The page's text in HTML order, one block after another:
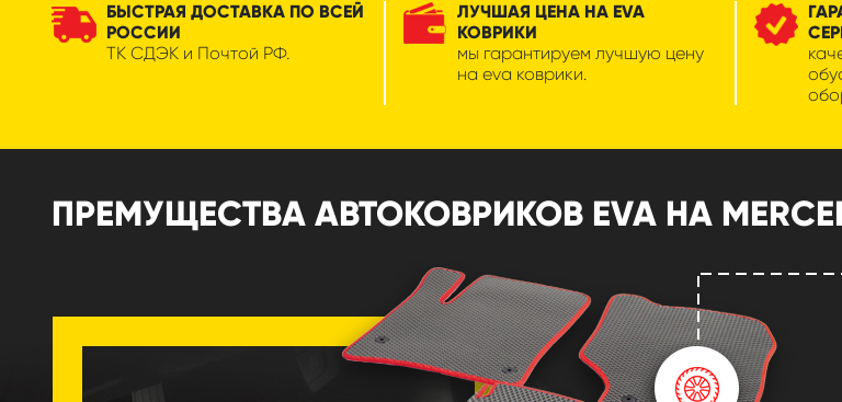
БЫСТРАЯ ДОСТАВКА ПО ВСЕЙ
РОССИИ
ТК СДЭК и Почтой РФ.
ЛУЧШАЯ ЦЕНА НА EVA
КОВРИКИ
мы гарантируем лучшую цену
на eva коврики.
ПРЕМУЩЕСТВА АВТОКОВРИКОВ EVA НА